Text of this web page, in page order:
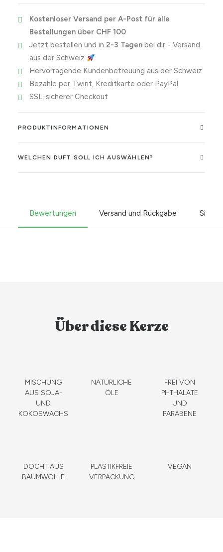
Laune
verdirbst.
Menge
Kostenloser Versand per A-Post für alle
Bestellungen über CHF 100
Jetzt bestellen und in 2-3 Tagenbei dir - Versand
aus der Schweiz
Hervorragende Kundenbetreuung aus der Schweiz
Bezahle per Twint, Kreditkarte oder PayPal
SSL-sicherer Checkout
PRODUKTINFORMATIONEN
WELCHEN DUFT SOLL ICH AUSWÄHLEN?
Bewertungen Versand und Rückgabe
Über diese Kerze
MISCHUNG
AUS SOJA-
UND
KOKOSWACHS
NATÜRLICHE
ÖLE
FREI VON
PHTHALATE
UND
PARABENE
DOCHT AUS
BAUMWOLLE
PLASTIKFREIE
VERPACKUNG
VEGAN